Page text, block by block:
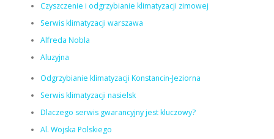
Czyszczenie i odgrzybianie klimatyzacji zimowej
Serwis klimatyzacji warszawa
Alfreda Nobla
Aluzyjna
Odgrzybianie klimatyzacji Konstancin-Jeziorna
Serwis klimatyzacji nasielsk
Dlaczego serwis gwarancyjny jest kluczowy?
Al. Wojska Polskiego